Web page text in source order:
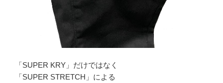
「SUPER KRY」だけではなく
「SUPER STRETCH」による